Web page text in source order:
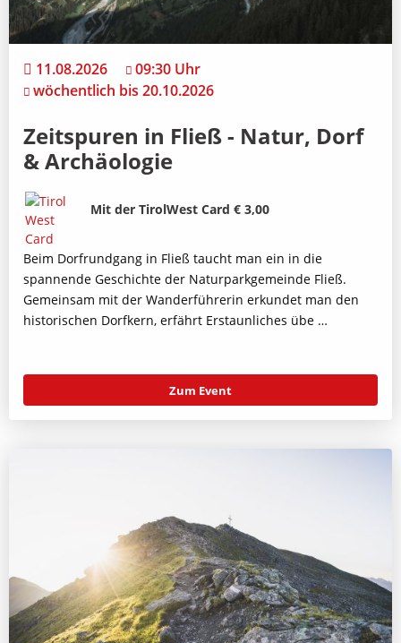
11.08.2026
09:30 Uhr
wöchentlich bis 20.10.2026
Zeitspuren in Fließ - Natur, Dorf
& Archäologie
Bild
Beschreibung
Mit der TirolWest Card € 3,00
Beim Dorfrundgang in Fließ taucht man ein in die
spannende Geschichte der Naturparkgemeinde Fließ.
Gemeinsam mit der Wanderführerin erkundet man den
historischen Dorfkern, erfährt Erstaunliches übe …
Zum Event